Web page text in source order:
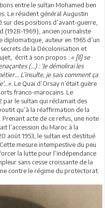
entre le sultan Mohamed ben
Le résident général Augustin
sur des positions d’avant-guerre,
(1928-1969), ancien journaliste
auteur en 1965 d’un
de la Décolonisation et
écrit à son propos : « [Il] se
(…) : ‘Je démolirai les
L’insulte, je sais comment ça
Le Quai d’Orsay n’était guère
franco-marocains. Le
par le sultan qui réclamait des
qu’à la réaffirmation de la
acte de ce refus, une note
l’accession du Maroc à la
août 1953, le sultan est destitué
mesure intempestive du peu
la lutte pour l’indépendance
sans cesse croissante de la
contre le régime du protectorat.